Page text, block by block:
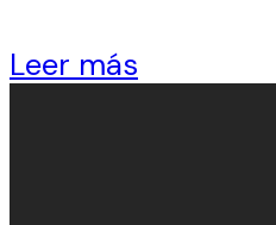
Leer más